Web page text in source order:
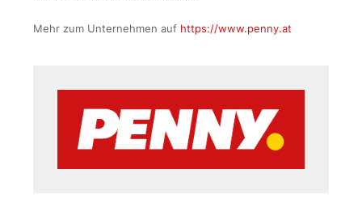
Mehr zum Unternehmen auf https://www.penny.at